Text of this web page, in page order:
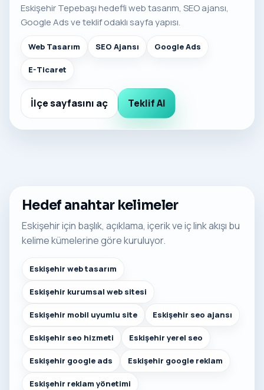
Eskişehir Tepebaşı hedefli web tasarım, SEO ajansı,
Google Ads ve teklif odaklı sayfa yapısı.
Web Tasarım SEO Ajansı Google Ads
E-Ticaret
İlçe sayfasını aç Teklif Al
Hedef anahtar kelimeler
Eskişehir için başlık, açıklama, içerik ve iç link akışı bu
kelime kümelerine göre kuruluyor.
Eskişehir web tasarım
Eskişehir kurumsal web sitesi
Eskişehir mobil uyumlu site Eskişehir seo ajansı
Eskişehir seo hizmeti Eskişehir yerel seo
Eskişehir google ads Eskişehir google reklam
Eskişehir reklam yönetimi